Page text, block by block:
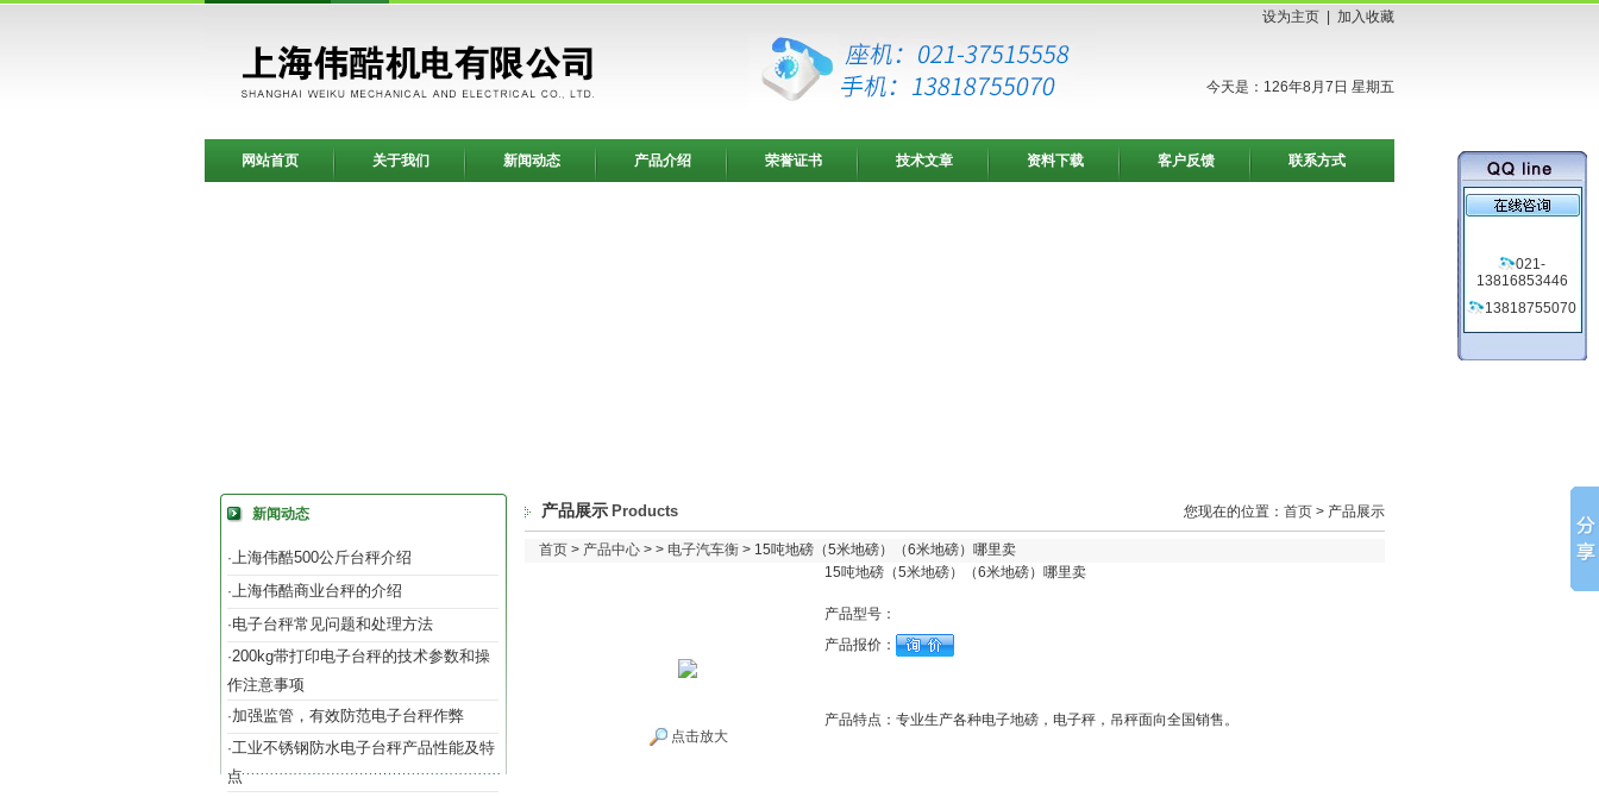
设为主页 加入收藏
今天是：126年8月7日 星期五
网站首页 关于我们 新闻动态 产品介绍 荣誉证书 技术文章 资料下载 客户反馈 联系方式
新闻动态
·上海伟酷500公斤台秤介绍
·上海伟酷商业台秤的介绍
·电子台秤常见问题和处理方法
·200kg带打印电子台秤的技术参数和操
作注意事项
·加强监管，有效防范电子台秤作弊
·工业不锈钢防水电子台秤产品性能及特
点
产品展示 Products 您现在的位置： 首页 > 产品展示
首页 > 产品中心 > > 电子汽车衡 > 15吨地磅（5米地磅）（6米地磅）哪里卖
15吨地磅（5米地磅）（6米地磅）哪里卖
点击放大
产品型号：
产品报价：
产品特点： 专业生产各种电子地磅，电子秤，吊秤面向全国销售。
021-
13816853446
13818755070